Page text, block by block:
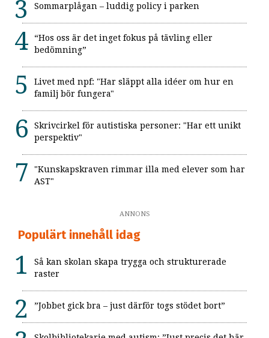
Sommarplågan – luddig policy i parken
“Hos oss är det inget fokus på tävling eller
bedömning”
Livet med npf: "Har släppt alla idéer om hur en
familj bör fungera"
Skrivcirkel för autistiska personer: "Har ett unikt
perspektiv"
"Kunskapskraven rimmar illa med elever som har
AST"
ANNONS
Populärt innehåll idag
Så kan skolan skapa trygga och strukturerade
raster
”Jobbet gick bra – just därför togs stödet bort”